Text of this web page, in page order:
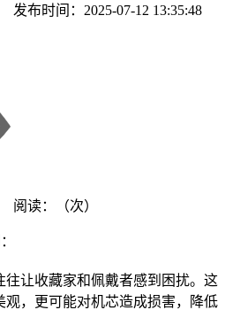
发布时间：2025-07-12 13:35:48
阅读：（次）
让收藏家和佩戴者感到困扰。这
，更可能对机芯造成损害，降低